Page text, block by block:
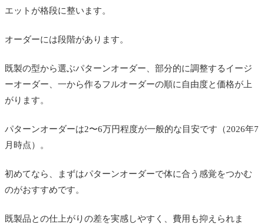
エットが格段に整います。
オーダーには段階があります。
既製の型から選ぶパターンオーダー、部分的に調整するイージ
ーオーダー、一から作るフルオーダーの順に自由度と価格が上
がります。
パターンオーダーは2〜6万円程度が一般的な目安です（2026年7
月時点）。
初めてなら、まずはパターンオーダーで体に合う感覚をつかむ
のがおすすめです。
既製品との仕上がりの差を実感しやすく、費用も抑えられま